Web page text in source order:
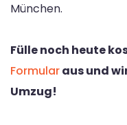
München.
Fülle noch heute
Formularaus und
Umzug!